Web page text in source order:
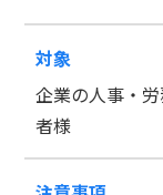
対象
企業の人事・
者様